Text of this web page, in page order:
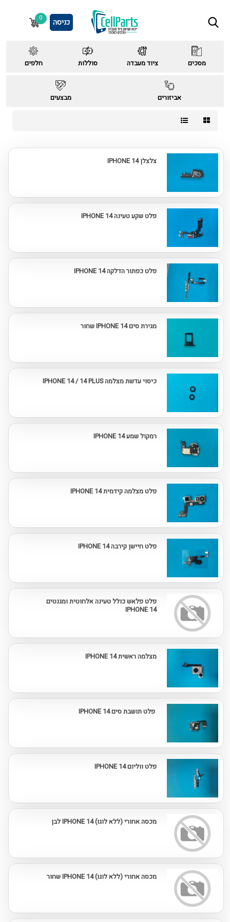
כניסה 0
מסכים ציוד מעבדה סוללות חלפים
אביזורים מבצעים
צלצלן IPHONE 14
פלט שקע טעינה IPHONE 14
פלט כפתור הדלקה IPHONE 14
מגירת סים IPHONE 14 שחור
כיסוי עדשת מצלמה IPHONE 14 / 14 PLUS
רמקול שמע IPHONE 14
פלט מצלמה קידמית IPHONE 14
פלט חיישן קירבה IPHONE 14
פלט פלאש כולל טעינה אלחוטית ומגנטים
IPHONE 14
מצלמה ראשית IPHONE 14
פלט תושבת סים IPHONE 14
פלט ווליום IPHONE 14
מכסה אחורי (ללא לוגו) IPHONE 14 לבן
מכסה אחורי (ללא לוגו) IPHONE 14 שחור